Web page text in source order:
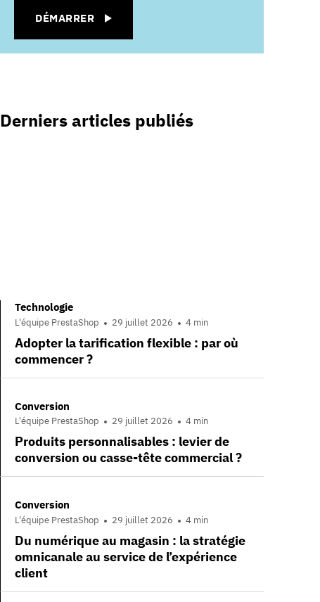
DÉMARRER
Derniers articles publiés
Technologie
L'équipe PrestaShop 29 juillet 2026 4 min
Adopter la tarification flexible : par où
commencer ?
Conversion
L'équipe PrestaShop 29 juillet 2026 4 min
Produits personnalisables : levier de
conversion ou casse-tête commercial ?
Conversion
L'équipe PrestaShop 29 juillet 2026 4 min
Du numérique au magasin : la stratégie
omnicanale au service de l’expérience
client